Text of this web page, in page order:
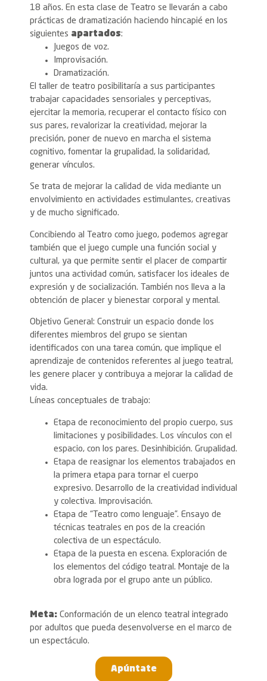
18 años. En esta clase de Teatro se llevarán a cabo
prácticas de dramatización haciendo hincapié en los
siguientes apartados:
Juegos de voz.
Improvisación.
Dramatización.
El taller de teatro posibilitaría a sus participantes
trabajar capacidades sensoriales y perceptivas,
ejercitar la memoria, recuperar el contacto físico con
sus pares, revalorizar la creatividad, mejorar la
precisión, poner de nuevo en marcha el sistema
cognitivo, fomentar la grupalidad, la solidaridad,
generar vínculos.
Se trata de mejorar la calidad de vida mediante un
envolvimiento en actividades estimulantes, creativas
y de mucho significado.
Concibiendo al Teatro como juego, podemos agregar
también que el juego cumple una función social y
cultural, ya que permite sentir el placer de compartir
juntos una actividad común, satisfacer los ideales de
expresión y de socialización. También nos lleva a la
obtención de placer y bienestar corporal y mental.
Objetivo General: Construir un espacio donde los
diferentes miembros del grupo se sientan
identificados con una tarea común, que implique el
aprendizaje de contenidos referentes al juego teatral,
les genere placer y contribuya a mejorar la calidad de
vida.
Líneas conceptuales de trabajo:
Etapa de reconocimiento del propio cuerpo, sus
limitaciones y posibilidades. Los vínculos con el
espacio, con los pares. Desinhibición. Grupalidad.
Etapa de reasignar los elementos trabajados en
la primera etapa para tornar el cuerpo
expresivo. Desarrollo de la creatividad individual
y colectiva. Improvisación.
Etapa de “Teatro como lenguaje”. Ensayo de
técnicas teatrales en pos de la creación
colectiva de un espectáculo.
Etapa de la puesta en escena. Exploración de
los elementos del código teatral. Montaje de la
obra lograda por el grupo ante un público.
Meta: Conformación de un elenco teatral integrado
por adultos que pueda desenvolverse en el marco de
un espectáculo.
Apúntate